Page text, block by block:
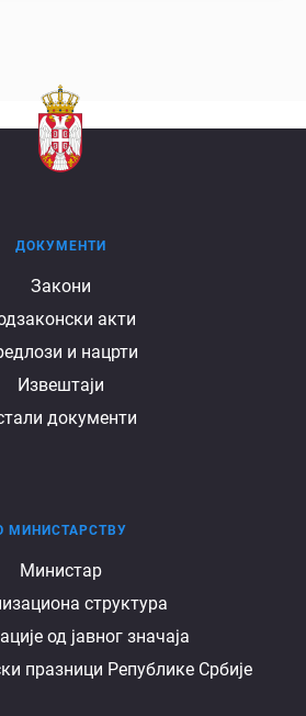
ДОКУМЕНТИ
Закони
акти
и нацрти
Извештаји
документи
МИНИСТАРСТВУ
Министар
структура
од јавног значаја
празници Републике Србије